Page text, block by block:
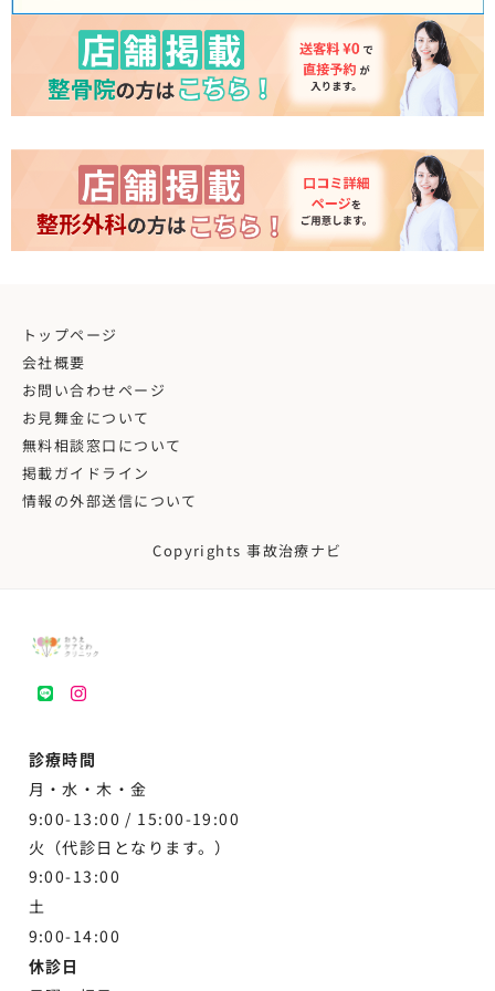
トップページ
会社概要
お問い合わせページ
お見舞金について
無料相談窓口について
掲載ガイドライン
情報の外部送信について
Copyrights 事故治療ナビ
LINEinstagram
診療時間
月・水・木・金
9:00-13:00 / 15:00-19:00
火（代診日となります。）
9:00-13:00
土
9:00-14:00
休診日